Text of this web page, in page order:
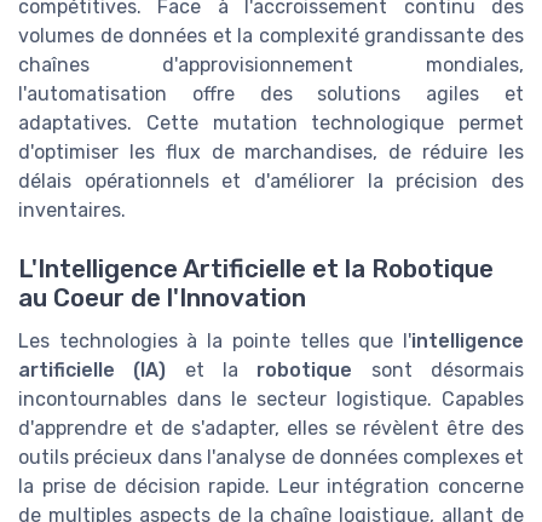
compétitives. Face à l'accroissement continu des
volumes de données et la complexité grandissante des
chaînes d'approvisionnement mondiales,
l'automatisation offre des solutions agiles et
adaptatives. Cette mutation technologique permet
d'optimiser les flux de marchandises, de réduire les
délais opérationnels et d'améliorer la précision des
inventaires.
L'Intelligence Artificielle et la Robotique
au Coeur de l'Innovation
Les technologies à la pointe telles que l'intelligence
artificielle (IA) et la robotique sont désormais
incontournables dans le secteur logistique. Capables
d'apprendre et de s'adapter, elles se révèlent être des
outils précieux dans l'analyse de données complexes et
la prise de décision rapide. Leur intégration concerne
de multiples aspects de la chaîne logistique, allant de